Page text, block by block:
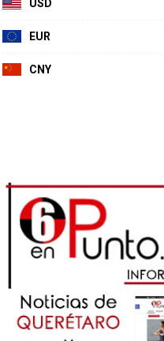
USD
EUR
CNY